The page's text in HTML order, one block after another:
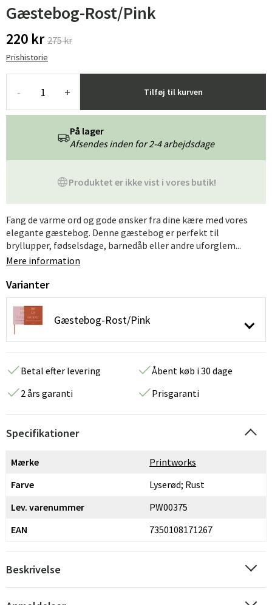
Gæstebog-Rost/Pink
220 kr 275 kr
Prishistorie
- + Tilføj til kurven
Produktet er ikke vist i vores butik!
På lager
Afsendes inden for 2-4 arbejdsdage
Fang de varme ord og gode ønsker fra dine kære med vores
elegante gæstebog. Denne gæstebog er perfekt til
bryllupper, fødselsdage, barnedåb eller andre uforglem...
Mere information
Varianter
Gæstebog-Rost/Pink
Betal efter levering
Åbent køb i 30 dage
2 års garanti
Prisgaranti
Specifikationer
Mærke
Printworks
Farve
Lyserød; Rust
Lev. varenummer
PW00375
EAN
7350108171267
Beskrivelse